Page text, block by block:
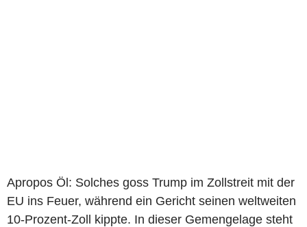
Apropos Öl: Solches goss Trump im Zollstreit mit der
EU ins Feuer, während ein Gericht seinen weltweiten
10-Prozent-Zoll kippte. In dieser Gemengelage steht